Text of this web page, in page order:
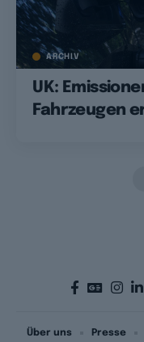
ARCHIV
UK:
Fahrzeugen
Über uns Presse